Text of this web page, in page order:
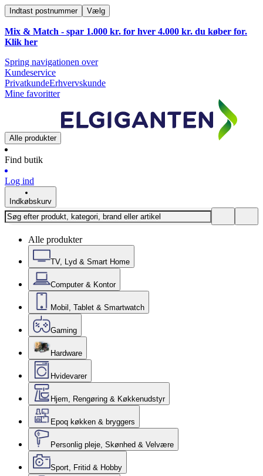
Indtast postnummer Vælg
Mix & Match - spar 1.000 kr. for hver 4.000 kr. du køber for.
Klik her
Spring navigationen over
Kundeservice
PrivatkundeErhvervskunde
Mine favoritter
Alle produkter
Find butik
Log ind
Indkøbskurv
Alle produkter
TV, Lyd & Smart Home
Computer & Kontor
Mobil, Tablet & Smartwatch
Gaming
Hardware
Hvidevarer
Hjem, Rengøring & Køkkenudstyr
Epoq køkken & bryggers
Personlig pleje, Skønhed & Velvære
Sport, Fritid & Hobby